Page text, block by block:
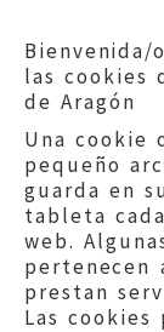
Bienvenida/
las cookies
de Aragón
Una cookie
pequeño
guarda en
tableta
web.
pertenecen
prestan
Las